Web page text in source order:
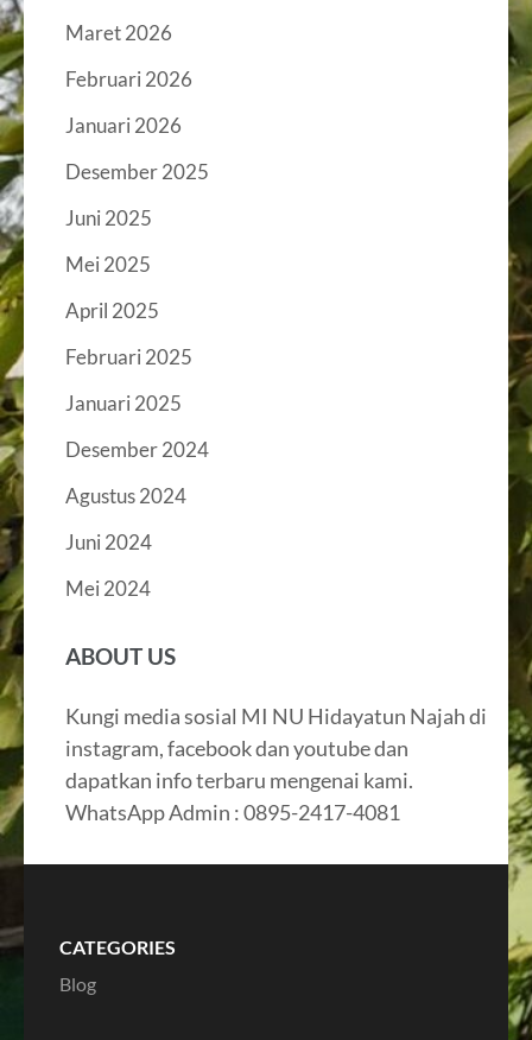
Maret 2026
Februari 2026
Januari 2026
Desember 2025
Juni 2025
Mei 2025
April 2025
Februari 2025
Januari 2025
Desember 2024
Agustus 2024
Juni 2024
Mei 2024
ABOUT US
Kungi media sosial MI NU Hidayatun Najah di
instagram, facebook dan youtube dan
dapatkan info terbaru mengenai kami.
WhatsApp Admin : 0895-2417-4081
CATEGORIES
Blog